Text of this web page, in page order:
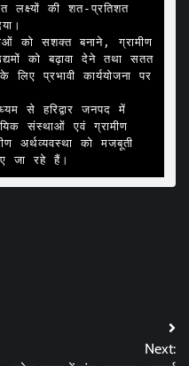
की शत-प्रतिशत
को बढ़ावा देने तथा सतत
प्रभावी कार्ययोजना पर
संस्थाओं एवं ग्रामीण
अर्थव्यवस्था को मजबूती
जा रहे हैं।
Next: